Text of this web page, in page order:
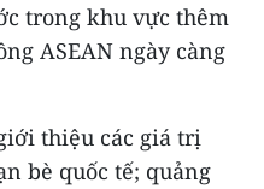
trong khu vực thêm
ASEAN ngày càng
thiệu các giá trị
bè quốc tế; quảng